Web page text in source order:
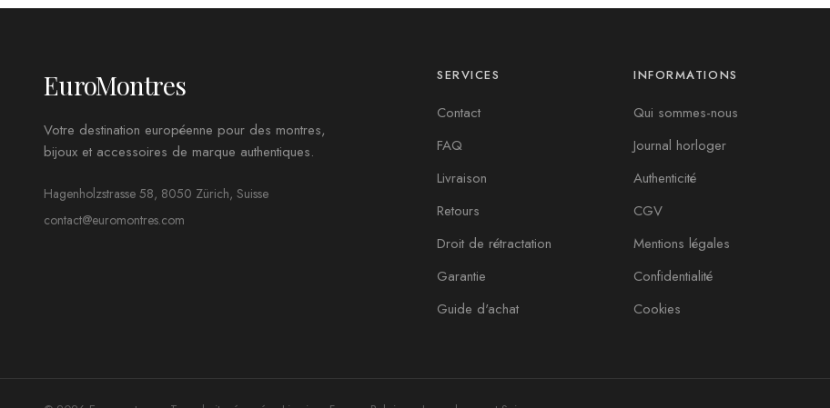
EuroMontres
Votre destination européenne pour des montres,
bijoux et accessoires de marque authentiques.
Hagenholzstrasse 58, 8050 Zürich, Suisse
contact@euromontres.com
SERVICES
Contact
FAQ
Livraison
Retours
Droit de rétractation
Garantie
Guide d'achat
INFORMATIONS
Qui sommes-nous
Journal horloger
Authenticité
CGV
Mentions légales
Confidentialité
Cookies